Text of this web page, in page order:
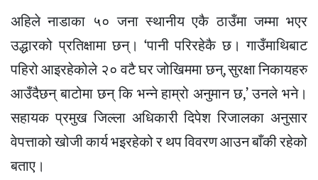
अहिले नाडाका ५० जना स्थानीय एकै ठाउँमा जम्मा भएर
उद्धारको प्रतिक्षामा छन्। ‘पानी परिरहेकै छ। गाउँमाथिबाट
पहिरो आइरहेकोले २० वटै घर जोखिममा छन्, सुरक्षा निकायहरु
आउँदैछन् बाटोमा छन् कि भन्ने हाम्रो अनुमान छ,’ उनले भने।
सहायक प्रमुख जिल्ला अधिकारी दिपेश रिजालका अनुसार
वेपत्ताको खोजी कार्य भइरहेको र थप विवरण आउन बाँकी रहेको
बताए।